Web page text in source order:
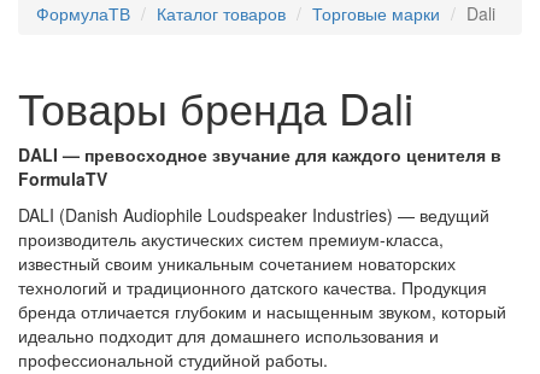
ФормулаТВ Каталог товаров Торговые марки Dali
Товары бренда Dali
DALI — превосходное звучание для каждого ценителя в
FormulaTV
DALI (Danish Audiophile Loudspeaker Industries) — ведущий
производитель акустических систем премиум-класса,
известный своим уникальным сочетанием новаторских
технологий и традиционного датского качества. Продукция
бренда отличается глубоким и насыщенным звуком, который
идеально подходит для домашнего использования и
профессиональной студийной работы.